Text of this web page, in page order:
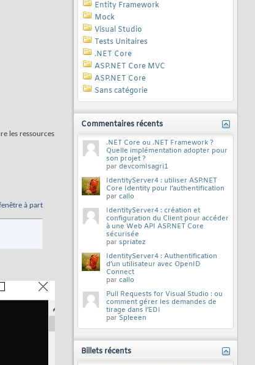
les ressources
à part
Entity Framework
Mock
Visual Studio
Tests Unitaires
.NET Core
ASP.NET Core MVC
ASP.NET Core
Sans catégorie
Commentaires récents
.NET Core ou .NET Framework ?
Quelle implémentation adopter pour
son projet ?
par devcomIsagri1
IdentityServer4 : utiliser ASP.NET
Core Identity pour l’authentification
par callo
IdentityServer4 : création et
configuration du Client pour accéder
à une Web API ASP.NET Core
sécurisée
par spriatez
IdentityServer4 : Authentification
d’un utilisateur avec OpenID
Connect
par callo
Pull Requests for Visual Studio : ou
comment gérer les demandes de
tirage dans l’EDI
par Spleeen
Billets récents